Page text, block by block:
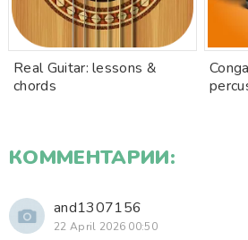
Real Guitar: lessons &
chords
КОММЕНТАРИИ:
and1307156
22 April 2026 00:50